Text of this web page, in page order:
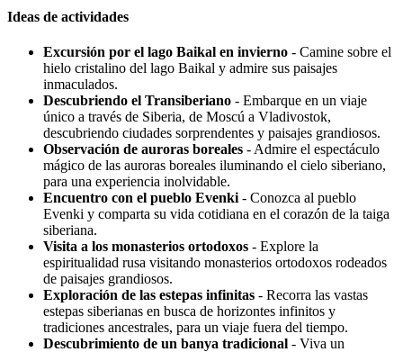
Ideas de actividades
Excursión por el lago Baikal en invierno - Camine sobre el
hielo cristalino del lago Baikal y admire sus paisajes
inmaculados.
Descubriendo el Transiberiano - Embarque en un viaje
único a través de Siberia, de Moscú a Vladivostok,
descubriendo ciudades sorprendentes y paisajes grandiosos.
Observación de auroras boreales - Admire el espectáculo
mágico de las auroras boreales iluminando el cielo siberiano,
para una experiencia inolvidable.
Encuentro con el pueblo Evenki - Conozca al pueblo
Evenki y comparta su vida cotidiana en el corazón de la taiga
siberiana.
Visita a los monasterios ortodoxos - Explore la
espiritualidad rusa visitando monasterios ortodoxos rodeados
de paisajes grandiosos.
Exploración de las estepas infinitas - Recorra las vastas
estepas siberianas en busca de horizontes infinitos y
tradiciones ancestrales, para un viaje fuera del tiempo.
Descubrimiento de un banya tradicional - Viva un